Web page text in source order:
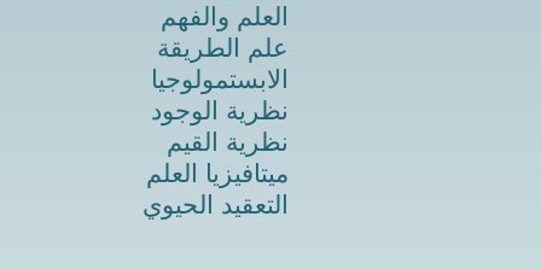
العلم والفهم
علم الطريقة
الابستمولوجيا
نظرية الوجود
نظرية القيم
ميتافيزيا العلم
التعقيد الحيوي